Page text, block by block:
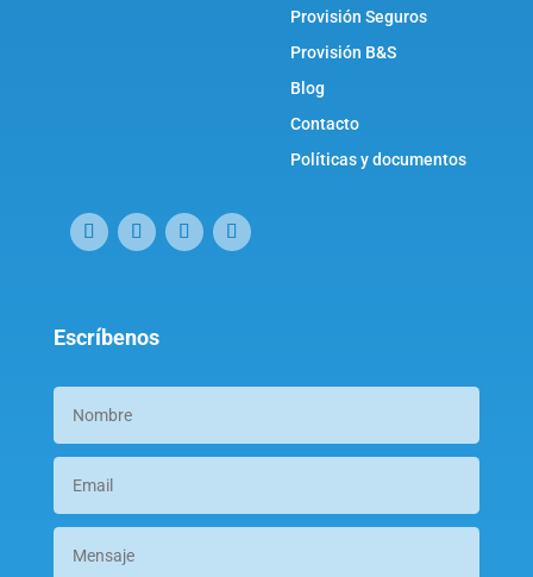
Provisión Seguros
Provisión B&S
Blog
Contacto
Políticas y documentos
Escríbenos